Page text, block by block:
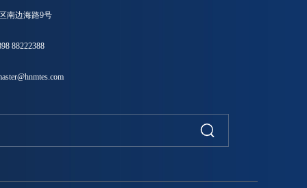
南边海路9号
88222388